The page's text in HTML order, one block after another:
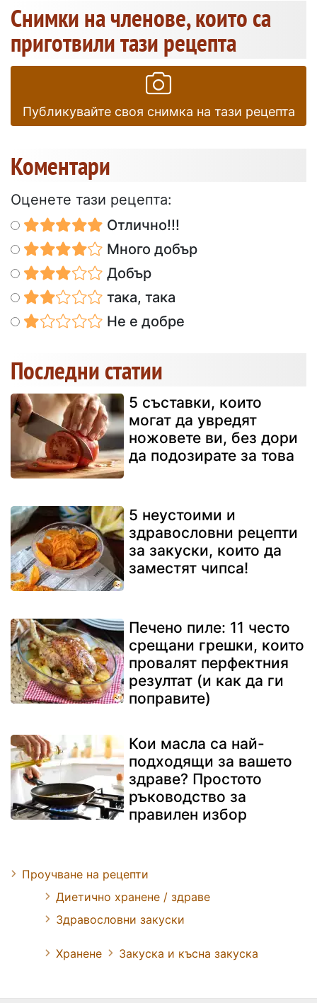
Снимки на членове, които са
приготвили тази рецепта
Публикувайте своя снимка на тази рецепта
Коментари
Оценете тази рецепта:
Отлично!!!
Много добър
Добър
така, така
Не е добре
Последни статии
5 съставки, които
могат да увредят
ножовете ви, без дори
да подозирате за това
5 неустоими и
здравословни рецепти
за закуски, които да
заместят чипса!
Печено пиле: 11 често
срещани грешки, които
провалят перфектния
резултат (и как да ги
поправите)
Кои масла са най-
подходящи за вашето
здраве? Простото
ръководство за
правилен избор
Проучване на рецепти
Диетично хранене / здраве
Здравословни закуски
Хранене Закуска и късна закуска